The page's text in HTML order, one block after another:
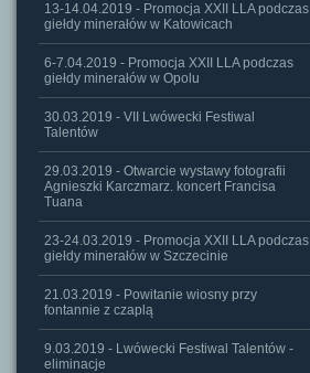
13-14.04.2019 - Promocja XXII LLA podczas
giełdy minerałów w Katowicach
6-7.04.2019 - Promocja XXII LLA podczas
giełdy minerałów w Opolu
30.03.2019 - VII Lwówecki Festiwal
Talentów
29.03.2019 - Otwarcie wystawy fotografii
Agnieszki Karczmarz. koncert Francisa
Tuana
23-24.03.2019 - Promocja XXII LLA podczas
giełdy minerałów w Szczecinie
21.03.2019 - Powitanie wiosny przy
fontannie z czaplą
9.03.2019 - Lwówecki Festiwal Talentów -
eliminacje